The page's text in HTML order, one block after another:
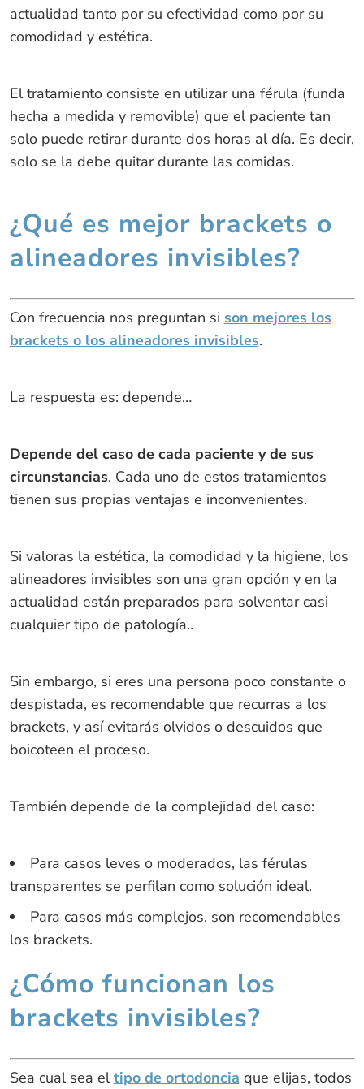
actualidad tanto por su efectividad como por su
comodidad y estética.
El tratamiento consiste en utilizar una férula (funda
hecha a medida y removible) que el paciente tan
solo puede retirar durante dos horas al día. Es decir,
solo se la debe quitar durante las comidas.
¿Qué es mejor brackets o
alineadores invisibles?
Con frecuencia nos preguntan si son mejores los
brackets o los alineadores invisibles.
La respuesta es: depende…
Depende del caso de cada paciente y de sus
circunstancias. Cada uno de estos tratamientos
tienen sus propias ventajas e inconvenientes.
Si valoras la estética, la comodidad y la higiene, los
alineadores invisibles son una gran opción y en la
actualidad están preparados para solventar casi
cualquier tipo de patología..
Sin embargo, si eres una persona poco constante o
despistada, es recomendable que recurras a los
brackets, y así evitarás olvidos o descuidos que
boicoteen el proceso.
También depende de la complejidad del caso:
Para casos leves o moderados, las férulas
transparentes se perfilan como solución ideal.
Para casos más complejos, son recomendables
los brackets.
¿Cómo funcionan los
brackets invisibles?
Sea cual sea eltipo de ortodoncia que elijas, todos